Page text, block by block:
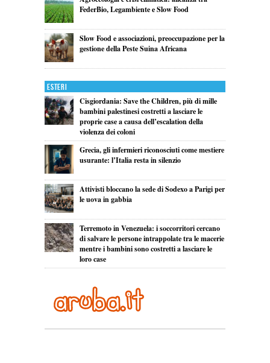
FederBio, Legambiente e Slow Food
Slow Food e associazioni, preoccupazione per la
gestione della Peste Suina Africana
Esteri
Cisgiordania: Save the Children, più di mille
bambini palestinesi costretti a lasciare le
proprie case a causa dell’escalation della
violenza dei coloni
Grecia, gli infermieri riconosciuti come mestiere
usurante: l’Italia resta in silenzio
Attivisti bloccano la sede di Sodexo a Parigi per
le uova in gabbia
Terremoto in Venezuela: i soccorritori cercano
di salvare le persone intrappolate tra le macerie
mentre i bambini sono costretti a lasciare le
loro case